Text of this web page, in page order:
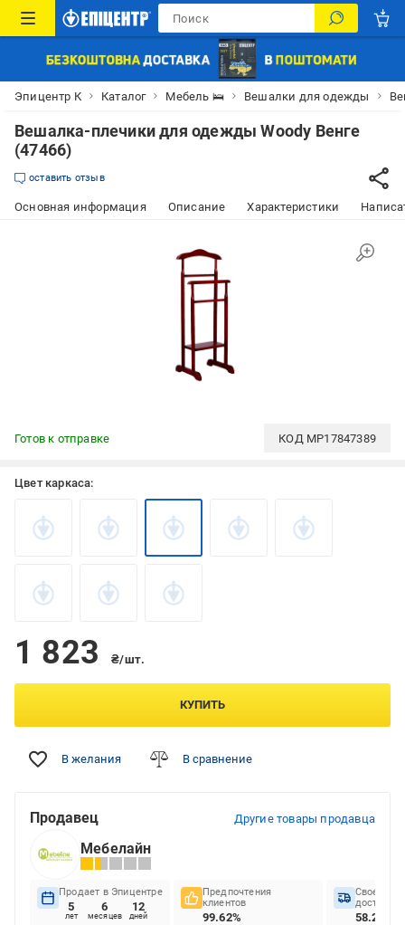
Эпицентр К Каталог Мебель 🛌 Вешалки для одежды
Вешалка-плечики для одежды Woody Венге
(47466)
оставить отзыв
Основная информация Описание Характеристики
Готов к отправке КОД MP17847389
Цвет каркаса:
1 823 ₴/шт.
КУПИТЬ
В желания В сравнение
Продавец Другие товары продавца
Мебелайн
Продает в Эпицентре
5
лет
6
месяцев
12
дней
Предпочтения
клиентов
99.62%
доставок
58.22%